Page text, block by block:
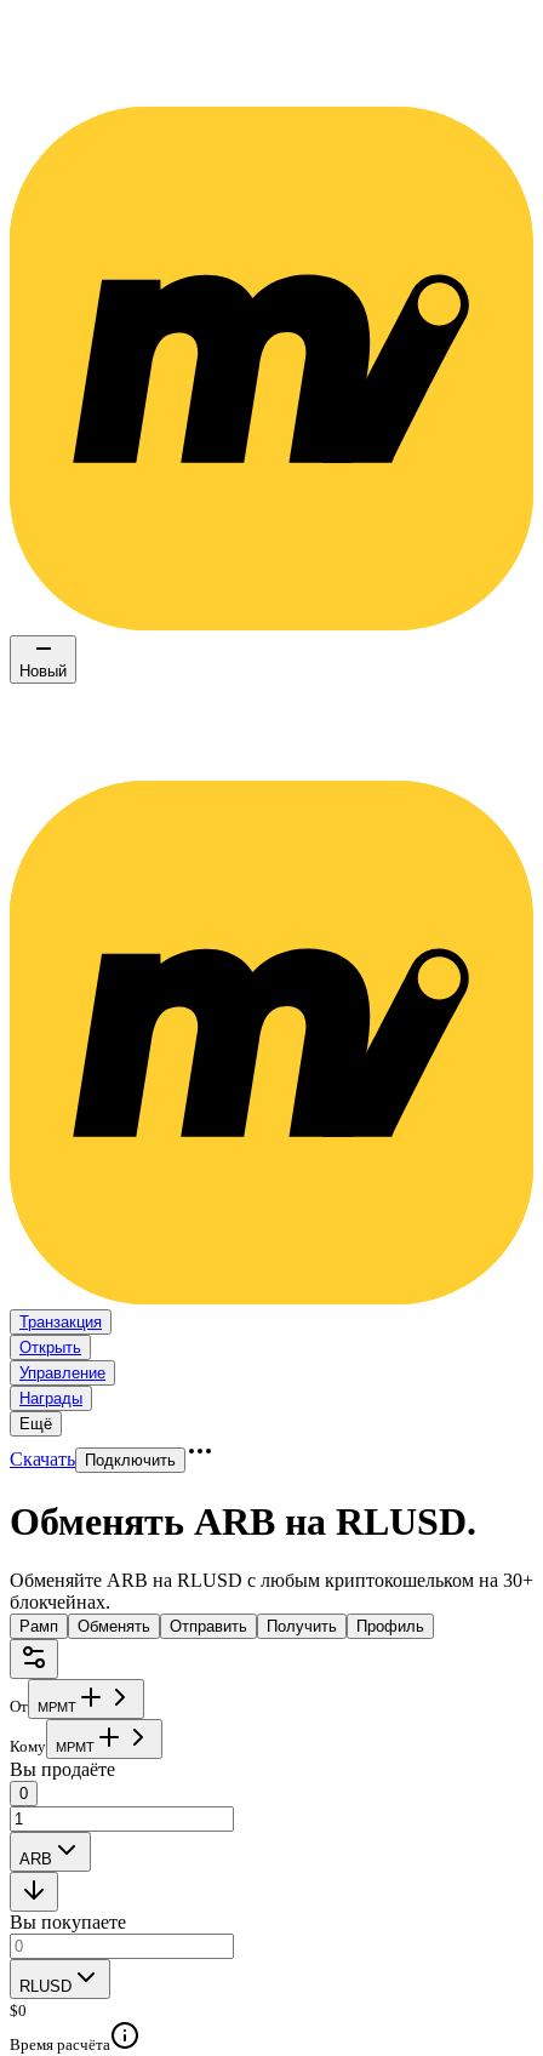
Новый
Транзакция
Открыть
Управление
Награды
Ещё
Скачать Подключить
Обменять ARB на RLUSD.
Обменяйте ARB на RLUSD с любым криптокошельком на 30+
блокчейнах.
Рамп Обменять Отправить Получить Профиль
От MPMT
Кому MPMT
Вы продаёте
0
ARB
Вы покупаете
RLUSD
$0
Время расчёта